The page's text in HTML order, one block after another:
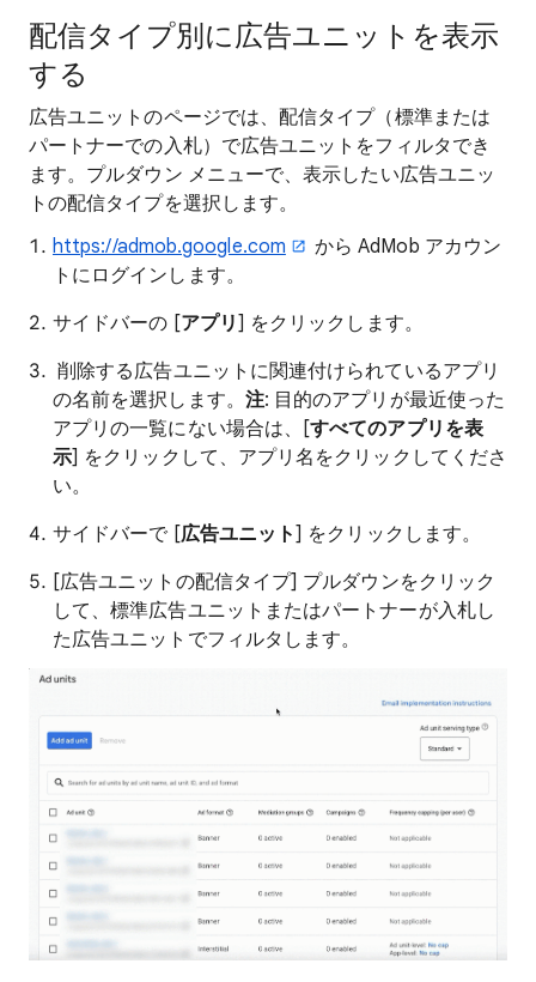
配信タイプ別に広告ユニットを表示
する
広告ユニットのページでは、配信タイプ（標準または
パートナーでの入札）で広告ユニットをフィルタでき
ます。プルダウン メニューで、表示したい広告ユニッ
トの配信タイプを選択します。
https://admob.google.com
から AdMob アカウン
トにログインします。
サイドバーの [アプリ] をクリックします。
削除する広告ユニットに関連付けられているアプリ
の名前を選択します。 注: 目的のアプリが最近使った
アプリの一覧にない場合は、[すべてのアプリを表
示] をクリックして、アプリ名をクリックしてくださ
い。
サイドバーで [広告ユニット] をクリックします。
[広告ユニットの配信タイプ] プルダウンをクリック
して、標準広告ユニットまたはパートナーが入札し
た広告ユニットでフィルタします。